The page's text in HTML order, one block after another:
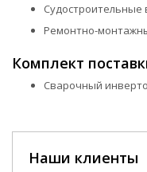
Судостроительные
Ремонтно-
Комплект
Сварочный
Наши клиенты